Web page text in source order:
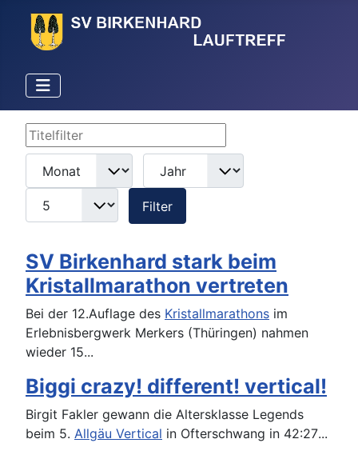
Filter
Titelfilter
Monat
Jahr
Filter
SV Birkenhard stark beim
Kristallmarathon vertreten
Bei der 12.Auflage des Kristallmarathons im
Erlebnisbergwerk Merkers (Thüringen) nahmen
wieder 15...
Biggi crazy! different! vertical!
Birgit Fakler gewann die Altersklasse Legends
beim 5. Allgäu Vertical in Ofterschwang in 42:27...